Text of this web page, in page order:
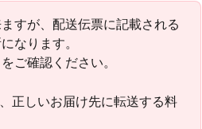
すが、配送伝票に記載される
なります。
ご確認ください。
正しいお届け先に転送する料